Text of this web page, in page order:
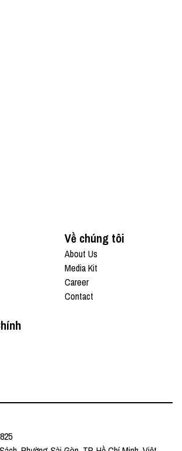
Về chúng tôi
About Us
Media Kit
Career
Contact